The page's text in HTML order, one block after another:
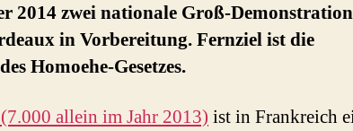
2014 zwei nationale Groß-
in Vorbereitung. Fernziel ist die
Homoehe-Gesetzes.
allein im Jahr 2013) ist in Frankreich